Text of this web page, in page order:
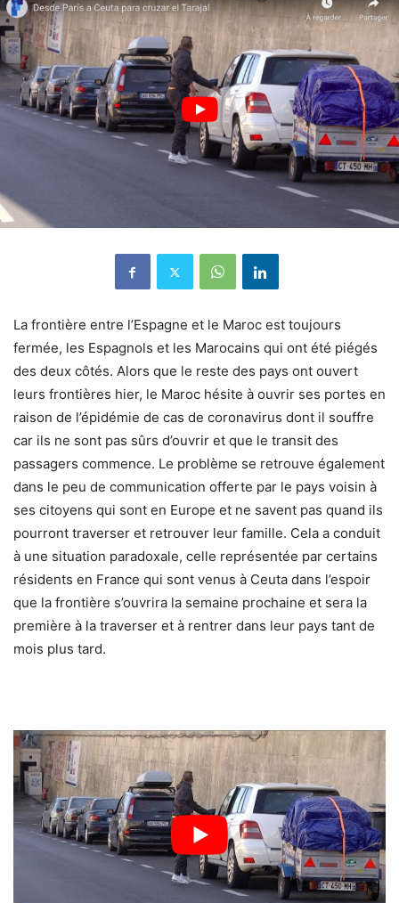
La frontière entre l’Espagne et le Maroc est toujours
fermée, les Espagnols et les Marocains qui ont été piégés
des deux côtés. Alors que le reste des pays ont ouvert
leurs frontières hier, le Maroc hésite à ouvrir ses portes en
raison de l’épidémie de cas de coronavirus dont il souffre
car ils ne sont pas sûrs d’ouvrir et que le transit des
passagers commence. Le problème se retrouve également
dans le peu de communication offerte par le pays voisin à
ses citoyens qui sont en Europe et ne savent pas quand ils
pourront traverser et retrouver leur famille. Cela a conduit
à une situation paradoxale, celle représentée par certains
résidents en France qui sont venus à Ceuta dans l’espoir
que la frontière s’ouvrira la semaine prochaine et sera la
première à la traverser et à rentrer dans leur pays tant de
mois plus tard.